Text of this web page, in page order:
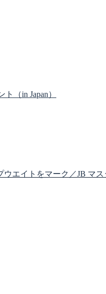
（in Japan）
エイトをマーク／JB マ